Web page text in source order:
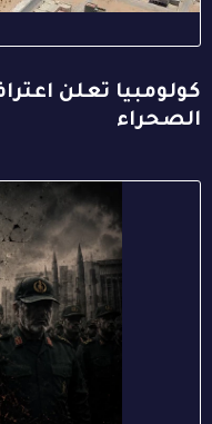
كولومبيا تعلن
الصحراء